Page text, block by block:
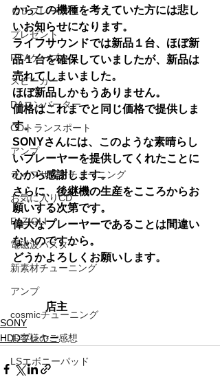
ＣＤプレーヤー
プレゼント
RCAケーブル
スピーカー
DAコンバーター
CDトランスポート
アンプ
ライフサンドチューニング
お気に入りCD
FAZIOLI
電磁波バスター
新素材チューニング
アンプ
cosmicチューニング
お客様のご感想
LSエボニーパッド
からこの機種を考えていた方には悲し
いお知らせになります。
ライフサウンドでは新品１台、ほぼ新
品１台を確保していましたが、新品は
売れてしまいました。
ほぼ新品しかもうありません。
価格はこれまでと同じ価格で提供しま
す。
SONYさんには、このような素晴らし
いプレーヤーを提供してくれたことに
心から感謝します。
さらに、後継機の生産をこころからお
願いする次第です。
偉大なプレーヤーであることは間違い
ないのですから。
どうかよろしくお願いします。
店主
SONY
HDDプレヤー